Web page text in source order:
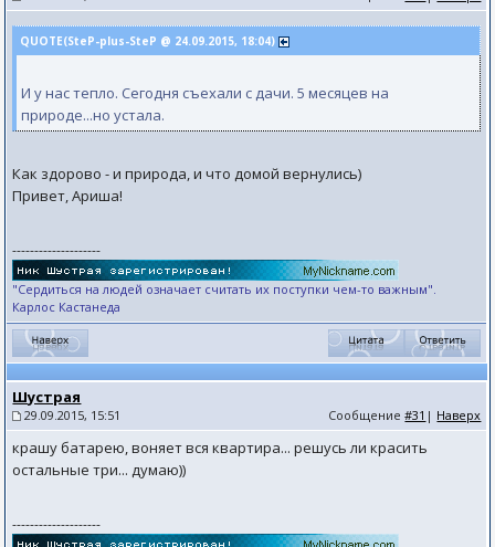
QUOTE(SteP-plus-SteP @ 24.09.2015, 18:04)
И у нас тепло. Сегодня съехали с дачи. 5 месяцев на
природе...но устала.
Как здорово - и природа, и что домой вернулись)
Привет, Ариша!
--------------------
"Сердиться на людей означает считать их поступки чем-то важным".
Карлос Кастанеда
Шустрая
29.09.2015, 15:51 Сообщение#31 | Наверх
крашу батарею, воняет вся квартира... решусь ли красить
остальные три... думаю))
--------------------